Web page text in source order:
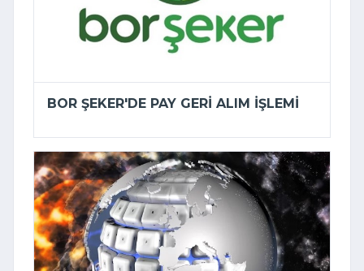
BOR ŞEKER'DE PAY GERI ALIM IŞLEMI